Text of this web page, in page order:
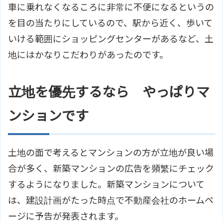
車に乗れなくなるころに非常に不便になるというの
を目の当たりにしているので、駅から近く、歩いて
いける範囲にショッピングセンターがあるなど、土
地にはかなりこだわりがあったのです。
立地を優先するなら やっぱりマ
ンションです
土地の面で考えるとマンションの方が立地が良い場
合が多く、新築マンションの広告を頻繁にチェック
するようになりました。新築マンションについて
は、建設計画がたった時点で不動産会社のホームペ
ージに予告が発表されます。